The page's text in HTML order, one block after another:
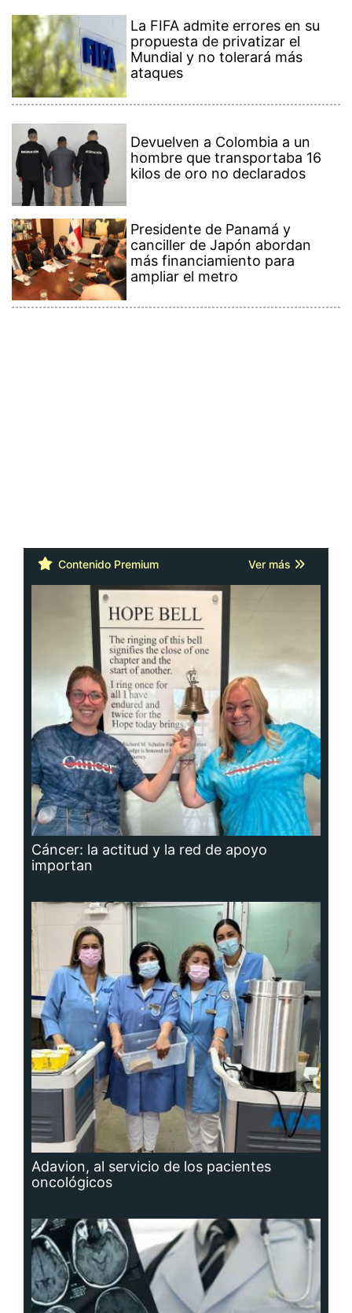
La FIFA admite errores en su
propuesta de privatizar el
Mundial y no tolerará más
ataques
Devuelven a Colombia a un
hombre que transportaba 16
kilos de oro no declarados
Presidente de Panamá y
canciller de Japón abordan
más financiamiento para
ampliar el metro
Contenido Premium Ver más
Cáncer: la actitud y la red de apoyo
importan
Adavion, al servicio de los pacientes
oncológicos